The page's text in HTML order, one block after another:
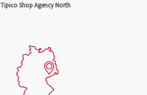
Tipico Shop Agency North